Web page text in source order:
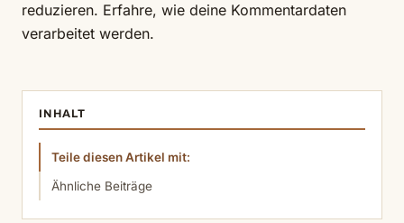
reduzieren. Erfahre, wie deine Kommentardaten
verarbeitet werden.
INHALT
Teile diesen Artikel mit:
Ähnliche Beiträge